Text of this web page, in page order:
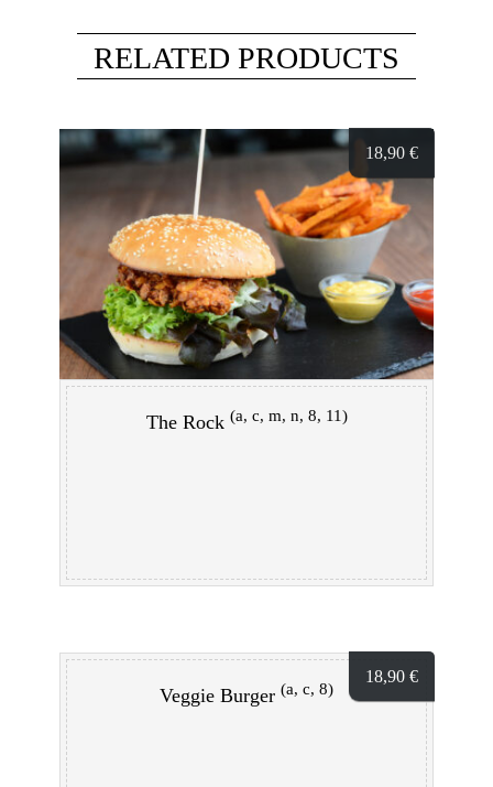
RELATED PRODUCTS
18,90 €
The Rock (a, c, m, n, 8, 11)
18,90 €
Veggie Burger (a, c, 8)